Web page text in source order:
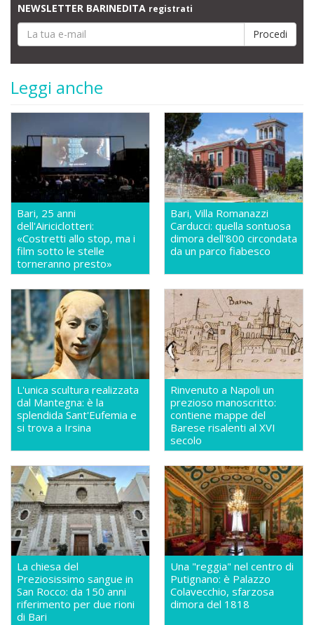
NEWSLETTER BARINEDITA registrati
Leggi anche
Bari, 25 anni
dell'Airiciclotteri:
«Costretti allo stop, ma i
film sotto le stelle
torneranno presto»
Bari, Villa Romanazzi
Carducci: quella sontuosa
dimora dell'800 circondata
da un parco fiabesco
L'unica scultura realizzata
dal Mantegna: è la
splendida Sant'Eufemia e
si trova a Irsina
Rinvenuto a Napoli un
prezioso manoscritto:
contiene mappe del
Barese risalenti al XVI
secolo
La chiesa del
Preziosissimo sangue in
San Rocco: da 150 anni
riferimento per due rioni
di Bari
Una "reggia" nel centro di
Putignano: è Palazzo
Colavecchio, sfarzosa
dimora del 1818